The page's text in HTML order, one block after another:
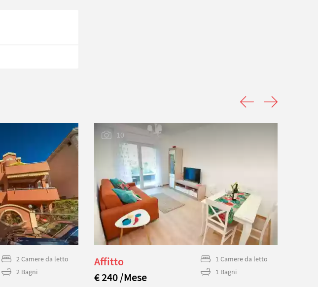
2 Camere da letto
2 Bagni
10
Affitto
€ 240 /Mese
1 Camere da letto
1 Bagni